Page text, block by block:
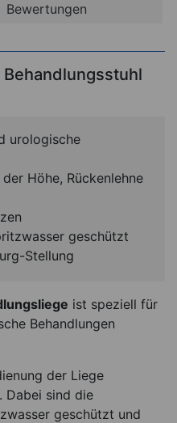
Bewertungen
urologische
Höhe, Rückenlehne
geschützt
Stellung
ist speziell für
Behandlungen
der Liege
Dabei sind die
geschützt und